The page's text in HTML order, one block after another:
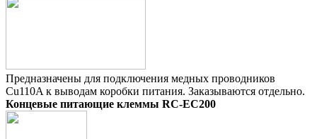
Предназначены для подключения медных проводников
Cu110A к выводам коробки питания. Заказываются отдельно.
Концевые питающие клеммы RC-EC200